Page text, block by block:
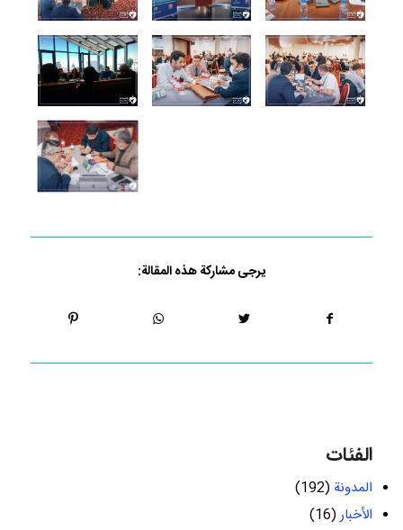
يرجى مشاركة هذه المقالة:
الفئات
المدونة (192)
الأخبار(16)